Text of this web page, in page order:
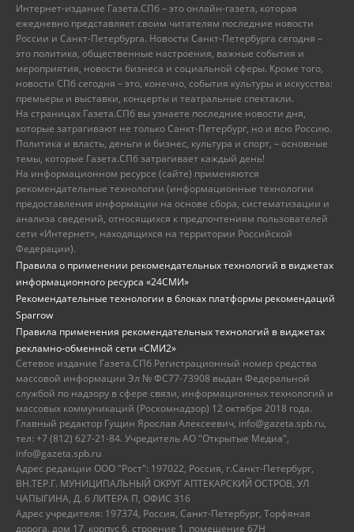
Интернет-издание Газета.СПб – это онлайн-газета, которая
ежедневно представляет своим читателям последние новости
России и Санкт-Петербурга. Новости Санкт-Петербурга сегодня –
это политика, общественные настроения, важные события и
мероприятия, новости бизнеса и социальной сферы. Кроме того,
новости СПб сегодня – это, конечно, события культуры и искусства:
премьеры и выставки, концерты и театральные спектакли.
На страницах Газета.СПб вы узнаете последние новости дня,
которые затрагивают не только Санкт-Петербург, но и всю Россию.
Политика и власть, деньги и бизнес, культура и спорт, – основные
темы, которые Газета.СПб затрагивает каждый день!
На информационном ресурсе (сайте) применяются
рекомендательные технологии (информационные технологии
предоставления информации на основе сбора, систематизации и
анализа сведений, относящихся к предпочтениям пользователей
сети «Интернет», находящихся на территории Российской
Федерации).
Правила о применении рекомендательных технологий в виджетах
информационного ресурса «24СМИ»
Рекомендательные технологии в блоках платформы рекомендаций
Sparrow
Правила применения рекомендательных технологий в виджетах
рекламно-обменной сети «СМИ2»
Сетевое издание Газета.СПб Регистрационный номер средства
массовой информации Эл № ФС77-73908 выдан Федеральной
службой по надзору в сфере связи, информационных технологий и
массовых коммуникаций (Роскомнадзор) 12 октября 2018 года.
Главный редактор Гущин Ярослав Алексеевич, info@gazeta.spb.ru,
тел: +7 (812) 627-21-84. Учредитель АО "Открытые Медиа",
info@gazeta.spb.ru
Адрес редакции ООО "Рост": 197022, Россия, г.Санкт-Петербург,
ВН.ТЕР.Г. МУНИЦИПАЛЬНЫЙ ОКРУГ АПТЕКАРСКИЙ ОСТРОВ, УЛ
ЧАПЫГИНА, Д. 6 ЛИТЕРА П, ОФИС 316
Адрес учредителя: 197374, Россия, Санкт-Петербург, Торфяная
дорога, дом 17, корпус 6, строение 1, помещение 67Н